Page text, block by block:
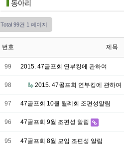
Total 99건 1 페이지
번호 제목
99 2015. 47골프회 연부킹에 관하여
98 2015. 47골프회 연부킹에 관하여
97 47골프회 10월 월례회 조편성알림
96 47골프회 9월 조편성 알림
95 47골프회 8월 모임 조편성 알림